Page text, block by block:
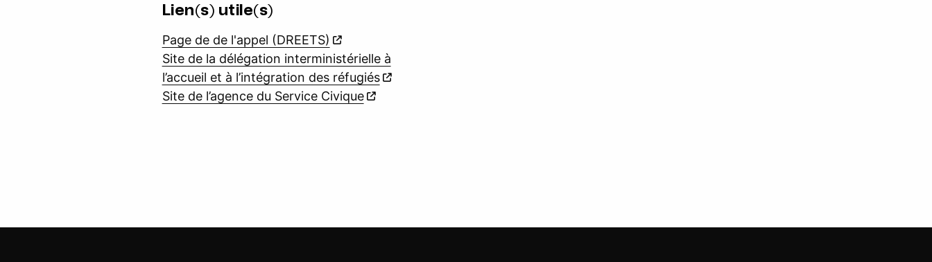
Lien(s) utile(s)
Page de de l'appel (DREETS)
Site de la délégation interministérielle à
l’accueil et à l’intégration des réfugiés
Site de l’agence du Service Civique